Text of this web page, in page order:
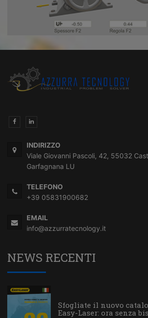
INDIRIZZO
Viale Giovanni Pascoli, 42, 55032
Garfagnana LU
TELEFONO
+39 05831900682
EMAIL
info@azzurratecnology.it
NEWS RECENTI
Sfogliate il nuovo
Easy-Laser: ora senza